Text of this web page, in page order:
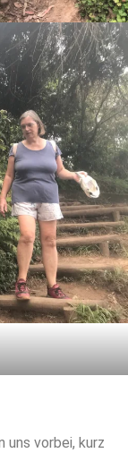
uns vorbei, kurz